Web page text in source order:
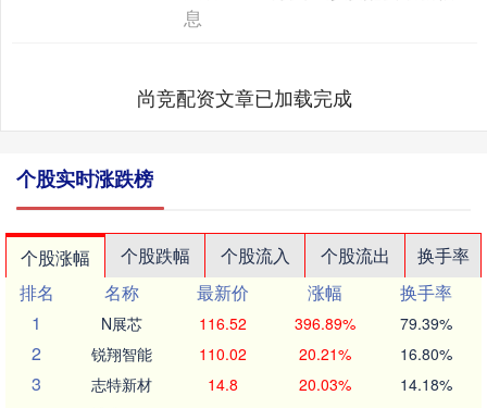
息
尚竞配资文章已加载完成
个股实时涨跌榜
个股涨幅 个股跌幅 个股流入 个股流出
换手率
排名
名称 最新价 涨幅
换手率
1
N展芯 116.52 396.89% 79.39%
2 锐翔智能 110.02 20.21% 16.80%
3 志特新材 14.8 20.03% 14.18%